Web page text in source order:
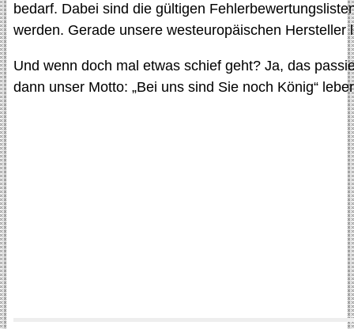
bedarf. Dabei sind die gültigen
werden. Gerade unsere westeuropäischen
Und wenn doch mal etwas schief geht? Ja, das
dann unser Motto: „Bei uns sind Sie noch König“